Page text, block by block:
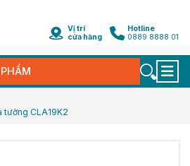
Vị trí
cửa hàng
Hotline
0889 8888 01
tường CLA19K2